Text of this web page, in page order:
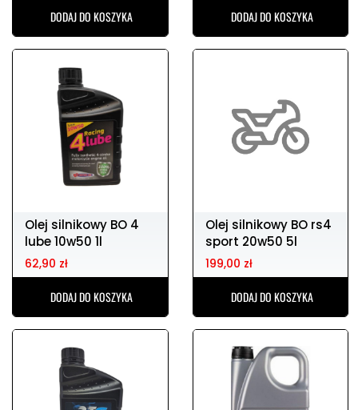
DODAJ DO KOSZYKA DODAJ DO KOSZYKA
Olej silnikowy BO 4
lube 10w50 1l
62,90 zł
DODAJ DO KOSZYKA
Olej silnikowy BO rs4
sport 20w50 5l
199,00 zł
DODAJ DO KOSZYKA